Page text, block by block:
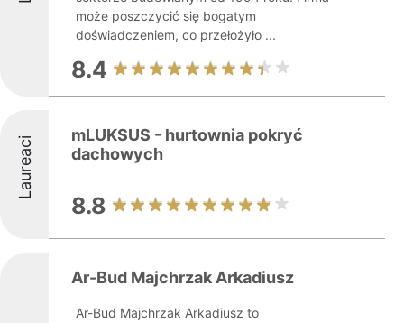
może poszczycić się bogatym
doświadczeniem, co przełożyło ...
8.4
Laureaci
mLUKSUS - hurtownia pokryć
dachowych
8.8
Ar-Bud Majchrzak Arkadiusz
Ar-Bud Majchrzak Arkadiusz to